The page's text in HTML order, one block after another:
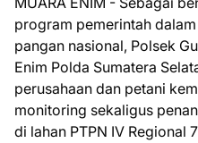
program pemerintah
pangan nasional, Polsek
Enim Polda Sumatera
perusahaan dan petani
monitoring sekaligus
di lahan PTPN IV Regional